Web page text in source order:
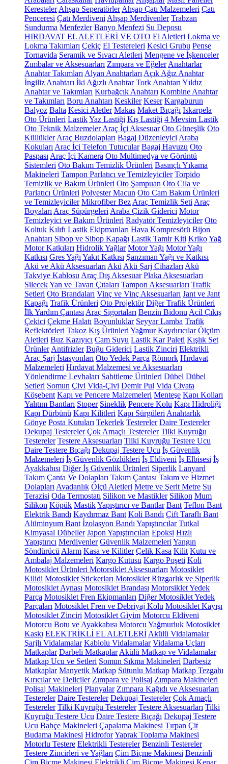
Keresteler Ahşap Seperatörler Ahşap Çatı Malzemeleri Çatı
Penceresi Çatı Merdiveni Ahşap Merdivenler Trabzan
Sundurma Menfezler Banyo Menfezi Su Deposu
HIRDAVAT EL ALETLERİ VE OTO El Aletleri Lokma ve
Lokma Takımları Çekiç El Testereleri Kesici Grubu Pense
Tornavida Seramik ve Sıvacı Aletleri Mengene ve İşkenceler
Zımbalar ve Aksesuarları Zımpara ve Eğeler Anahtarlar
Anahtar Takımları Alyan Anahtarları Açık Ağız Anahtar
İngiliz Anahtarı İki Ağızlı Anahtar Tork Anahtarı Yıldız
Anahtar ve Takımları Kurbağcık Anahtarı Kombine Anahtar
ve Takımları Boru Anahtarı Keskiler Keser Kargaburun
Balyoz Balta Kesici Aletler Makas Maket Bıçağı Iskarpela
Oto Ürünleri LastikYaz Lastiği Kış Lastiği 4 Mevsim Lastik
Oto Teknik Malzemeler Araç İçi Aksesuar Oto Güneşlik Oto
Küllükler Araç Buzdolapları Bagaj Düzenleyici Araba
Kokuları Araç İçi Telefon Tutucular Bagaj Havuzu Oto
Paspası Araç İçi Kamera Oto Multimedya ve Görüntü
Sistemleri Oto Bakım Temizlik Ürünleri Basınçlı Yıkama
Makineleri Tampon Parlatıcı ve Temizleyiciler Torpido
Temizlik ve Bakım Ürünleri Oto Şampuan Oto Cila ve
Parlatıcı Ürünleri Polyester Macun Oto Cam Bakım Ürünleri
ve Temizleyiciler Mikrofiber Bez Araç Temizlik Seti Araç
Boyaları Araç Süpürgeleri Araba Çizik Giderici Motor
Temizleyici ve Bakım Ürünleri Radyatör Temizleyiciler Oto
Koltuk Kılıfı Lastik Ekipmanları Hava Kompresörü Bijon
Anahtarı Sibop ve Sibop Kapağı Lastik Tamir Kiti KrikoYağ
Motor Katkıları Hidrolik Yağlar Motor Yağı Motor Yağı
Katkısı Gres Yağı Yakıt Katkısı Şanzıman Yağı ve Katkısı
Akü ve Akü Aksesuarları Akü Akü Şarj Cihazları Akü
Takviye Kablosu Araç Dış Aksesuar Plaka Aksesuarları
SilecekYan ve Tavan Çıtaları Tampon Aksesuarları Trafik
Setleri Oto Brandaları Vinç ve Vinç Aksesuarları Jant ve Jant
Kapağı Trafik Ürünleri Oto Projektör Diğer Trafik Ürünleri
İlk Yardım Çantası Araç Sigortaları Benzin Bidonu Acil Çıkış
Çekici Çekme Halatı Boyunluklar Seyyar Lamba Trafik
Reflektörleri Takoz Kış Ürünleri Yağmur Kaydırıcılar Ölçüm
Aletleri Buz Kazıyıcı Cam Suyu Lastik Kar Paleti Kışlık Set
Ürünler Antifrizler Buğu Giderici Lastik Zinciri Elektrikli
Araç Şarj İstasyonları Oto Yedek Parça Römork Hırdavat
Malzemeleri Hırdavat Malzemesi ve Aksesuarları
Yönlendirme Levhaları Sabitleme Ürünleri Dübel Dübel
Setleri Somun Çivi Vida-Çivi Demir Pul Vida Civata
Köşebent Kapı ve Pencere Malzemeleri Menteşe Kapı Kolları
Yalıtım Bantları Stoper Sineklik Pencere Kolu Kapı Hidroliği
Kapı Dürbünü Kapı Kilitleri Kapı Sürgüleri Anahtarlık
Gönye Posta Kutuları Tekerlek Testereler Daire Testereler
Dekupaj Testereler Çok Amaçlı Testereler Tilki Kuyruğu
Testereler Testere Aksesuarları Tilki Kuyruğu Testere Ucu
Daire Testere Bıçağı Dekupaj Testere Ucu İş Güvenlik
Malzemeleri İş Güvenlik Gözlükleri İş Eldiveni İş Elbisesi İş
Ayakkabısı Diğer İş Güvenlik Ürünleri Siperlik Lanyard
Takım Çanta Ve Dolapları Takım Çantası Takım ve Hizmet
Dolapları Avadanlık Ölçü Aletleri Metre ve Şerit Metre Su
Terazisi Oda Termostatı Silikon ve Mastikler Silikon Mum
Silikon Köpük MastikYapıştırıcı ve Bantlar Bant Teflon Bant
Elektrik Bandı Kaydırmaz Bant Koli Bandı Çift Taraflı Bant
Alüminyum Bant İzolasyon Bandı Yapıştırıcılar Tutkal
Kimyasal Dübeller Japon Yapıştırıcıları Epoksi Hızlı
Yapıştırıcı Merdivenler Güvenlik Malzemeleri Yangın
Söndürücü Alarm Kasa ve Kilitler Çelik Kasa Kilit Kutu ve
Ambalaj Malzemeleri Kargo Kutusu Kargo Poşeti Koli
Motosiklet Ürünleri Motorsiklet Aksesuarları Motosiklet
Kilidi Motosiklet Stickerları Motosiklet Rüzgarlık ve Siperlik
Motosiklet Aynası Motosiklet Brandası Motorsiklet Yedek
Parça Motosiklet Fren Ekipmanları Diğer Motosiklet Yedek
Parçaları Motosiklet Fren ve Debriyaj Kolu Motosiklet Kayışı
Motosiklet Zinciri Motosiklet Giyim Motorcu Eldiveni
Motorcu Botu ve Ayakkabısı Motorcu Yağmurluk Motosiklet
Kaskı ELEKTRİKLİ EL ALETLERİ Akülü Vidalamalar
Şarjlı Vidalamalar Kablolu Vidalamalar Vidalama Uçları
Matkaplar Darbeli Matkaplar Akülü Matkap ve Vidalamalar
Matkap Ucu ve Setleri Somun Sıkma Makineleri Darbesiz
Matkaplar Manyetik Matkap Sütunlu Matkap Matkap Tezgahı
Kırıcılar ve Deliciler Zımpara ve Polisaj Zımpara Makineleri
Polisaj Makineleri Planyalar Zımpara Kağıdı ve Aksesuarları
Testereler Daire Testereler Dekupaj Testereler Çok Amaçlı
Testereler Tilki Kuyruğu Testereler Testere Aksesuarları Tilki
Kuyruğu Testere Ucu Daire Testere Bıçağı Dekupaj Testere
Ucu Bahçe Makineleri Çapalama Makinesi Tırpan Çit
Budama Makinesi HidroforYaprak Toplama Makinesi
Motorlu Testere Elektrikli Testereler Benzinli Testereler
Testere Zincirleri ve Yağları Çim Biçme Makinesi Benzinli
Çim Biçme Makinesi Elektrikli Çim Biçme Makinesi Kenar